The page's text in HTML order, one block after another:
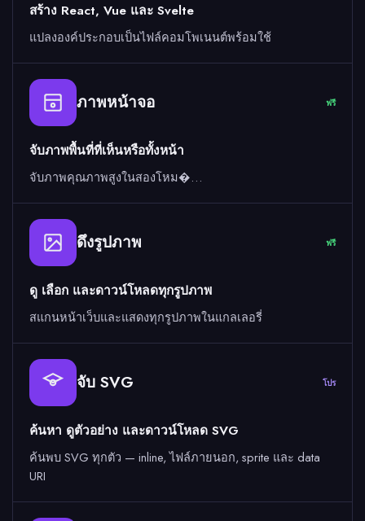
สร้าง React, Vue และ Svelte
แปลงองค์ประกอบเป็นไฟล์คอมโพเนนต์พร้อมใช้
ภาพหน้าจอ ฟรี
จับภาพพื้นที่ที่เห็นหรือทั้งหน้า
จับภาพคุณภาพสูงในสองโหม�…
ดึงรูปภาพ ฟรี
ดู เลือก และดาวน์โหลดทุกรูปภาพ
สแกนหน้าเว็บและแสดงทุกรูปภาพในแกลเลอรี่
จับ SVG โปร
ค้นหา ดูตัวอย่าง และดาวน์โหลด SVG
ค้นพบ SVG ทุกตัว — inline, ไฟล์ภายนอก, sprite และ data
URI